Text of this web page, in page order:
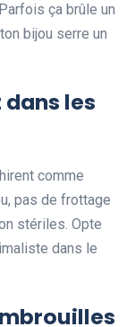
ça brûle un
bijou serre un
les
comme
pas de frottage
stériles. Opte
dans le